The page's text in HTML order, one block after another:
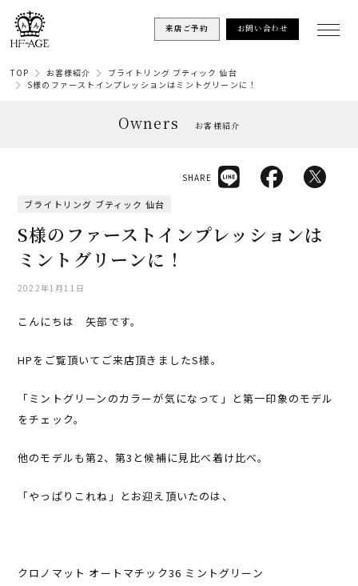
来店ご予約 お問い合わせ
TOP お客様紹介
ブライトリング ブティック 仙台
S様のファーストインプレッションはミントグリーンに！
Owners お客様紹介
ブライトリング ブティック 仙台
S様のファーストインプレッションは
ミントグリーンに！
2022年1月11日
SHARE
こんにちは 矢部です。
HPをご覧頂いてご来店頂きましたS様。
「ミントグリーンのカラーが気になって」と第一印象のモデル
をチェック。
他のモデルも第2、第3と候補に見比べ着け比べ。
「やっぱりこれね」とお迎え頂いたのは、
クロノマット オートマチック36 ミントグリーン